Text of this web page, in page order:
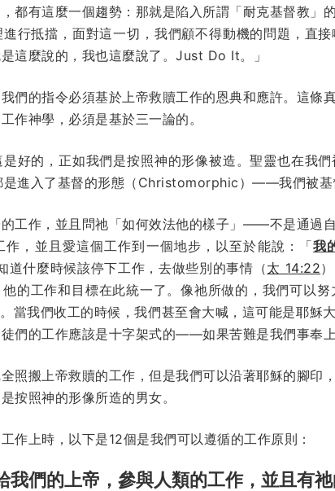
都有這麼一個趨勢：那就是陷入所謂「耐克基督教」
行抵擋，面對這一切，我們顧不得動機的問題，直
這麼說的，我也這麼說了。Just Do It。」
們的指令必須基於上帝救贖工作的恩典和應許。這條
作神學，必須是基於三一論的。
好的，正如我們是按照神的形像被造。聖靈也在我
是進入了基督的形態（Christomorphic）——我們被基
工作，並且問祂「如何效法他的樣子」——不是通過
作，並且愛這個工作到一個地步，以至於能說：「我
道什麼時候該停下工作，去做些別的事情（太 14:22
的工作和目標在此統一了。像祂所做的，我們可以努
當我們收工的時候，我們甚至會大喊，這可能是耶穌
們的工作應該是十字架式的——如果苦難是我們事奉
照搬上帝救贖的工作，但是我們可以沿著耶穌的腳印
按照神的形像所造的男女。
作上時，以下是12個是我們可以遵循的工作原則：
我們的上帝，參與人類的工作，並且有祂